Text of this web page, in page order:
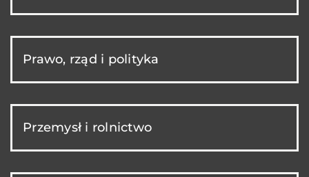
Prawo, rząd i polityka
Przemysł i rolnictwo